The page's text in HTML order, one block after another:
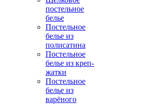
постельное
белье
Постельное
белье из
полисатина
Постельное
белье из креп-
жатки
Постельное
белье из
варёного